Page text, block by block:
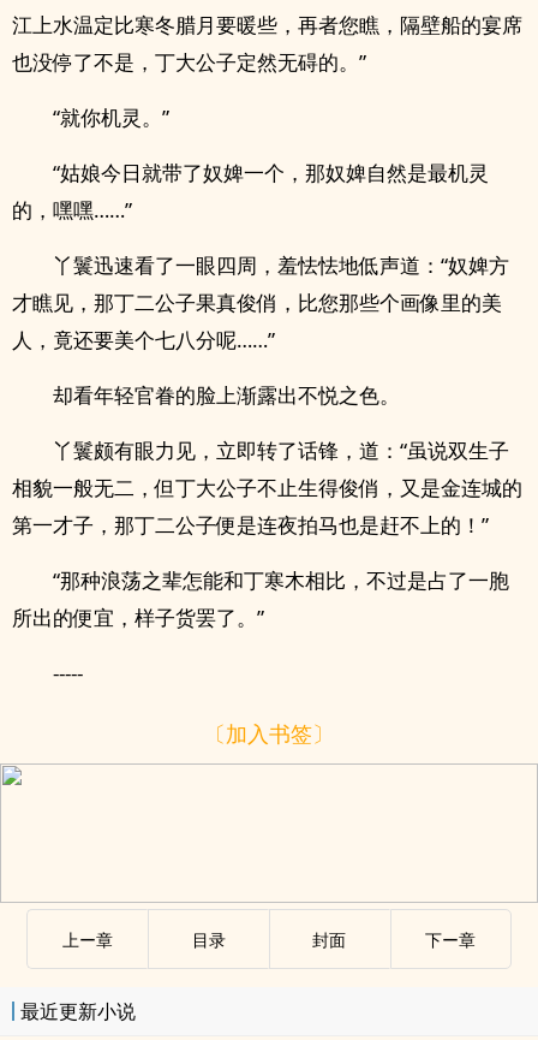
江上水温定比寒冬腊月要暖些，再者您瞧，隔壁船的宴席
也没停了不是，丁大公子定然无碍的。”
“就你机灵。”
“姑娘今日就带了奴婢一个，那奴婢自然是最机灵
的，嘿嘿……”
丫鬟迅速看了一眼四周，羞怯怯地低声道：“奴婢方
才瞧见，那丁二公子果真俊俏，比您那些个画像里的美
人，竟还要美个七八分呢……”
却看年轻官眷的脸上渐露出不悦之色。
丫鬟颇有眼力见，立即转了话锋，道：“虽说双生子
相貌一般无二，但丁大公子不止生得俊俏，又是金连城的
第一才子，那丁二公子便是连夜拍马也是赶不上的！”
“那种‍浪‍‎‌荡‌之辈怎能和丁寒木相比，不过是占了一胞
所出的便宜，样子货罢了。”
-----
〔加入书签〕
上ー章 目录 封面 下ー章
最近更新小说